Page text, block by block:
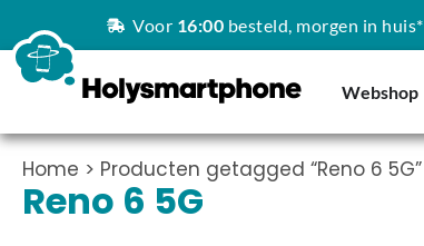
Voor 16:00 besteld, morgen in huis*
Webshop
Home > Producten getagged “Reno 6 5G”
Reno 6 5G